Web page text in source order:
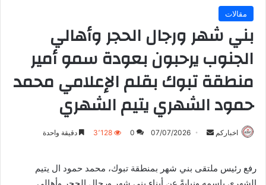
مقالات
بني شهر ورجال الحجر وأهالي
الجنوب يرحبون بعودة سمو أمير
منطقة تبوك بقلم الإعلامي محمد
حمود الشهري يتيم الشهري
اخباركم
أرسل 07/07/2026
0 3٬128 دقيقة واحدة
رفع رئيس ملتقى بني شهر بمنطقة تبوك، محمد حمود ال يتيم